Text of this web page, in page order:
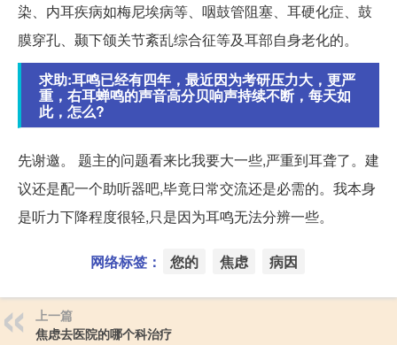
染、内耳疾病如梅尼埃病等、咽鼓管阻塞、耳硬化症、鼓
膜穿孔、颞下颌关节紊乱综合征等及耳部自身老化的。
求助:耳鸣已经有四年，最近因为考研压力大，更严
重，右耳蝉鸣的声音高分贝响声持续不断，每天如
此，怎么?
先谢邀。 题主的问题看来比我要大一些,严重到耳聋了。建
议还是配一个助听器吧,毕竟日常交流还是必需的。我本身
是听力下降程度很轻,只是因为耳鸣无法分辨一些。
网络标签： 您的 焦虑 病因
上一篇
焦虑去医院的哪个科治疗